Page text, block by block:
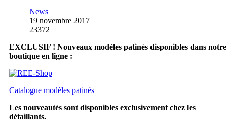
News
19 novembre 2017
23372
EXCLUSIF ! Nouveaux modèles patinés disponibles dans notre
boutique en ligne :
Catalogue modèles patinés
Les nouveautés sont disponibles exclusivement chez les
détaillants.